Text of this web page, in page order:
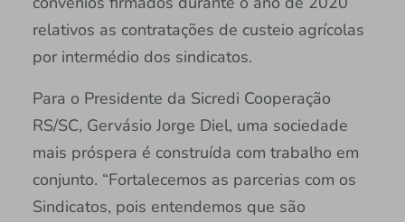
relativos as contratações de custeio agrícolas
por intermédio dos sindicatos.
Para o Presidente da Sicredi Cooperação
RS/SC, Gervásio Jorge Diel, uma sociedade
mais próspera é construída com trabalho em
conjunto. “Fortalecemos as parcerias com os
Sindicatos, pois entendemos que são